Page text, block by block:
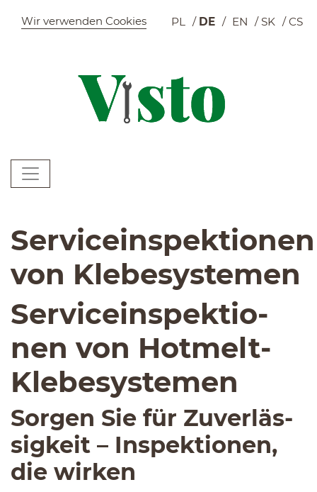
Szybkie menu
Wir verwenden Cookies PL DE EN SK CS
Menu główne
Serviceinspektionen
von Klebesystemen
Ser­vi­cein­spek­tio­
nen von Hotmelt-​
Klebesystemen
Sor­gen Sie für Zuver­läs­
sigkeit – Inspek­tio­nen,
die wirken